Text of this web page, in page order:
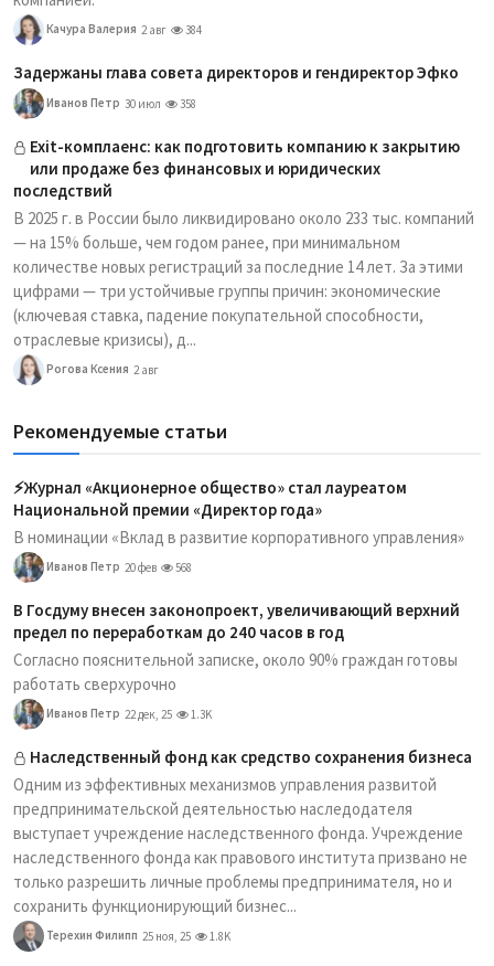
Качура Валерия 2 авг 384
Задержаны глава совета директоров и гендиректор Эфко
Иванов Петр 30 июл 358
Exit-комплаенс: как подготовить компанию к закрытию
или продаже без финансовых и юридических
последствий
В 2025 г. в России было ликвидировано около 233 тыс. компаний
— на 15% больше, чем годом ранее, при минимальном
количестве новых регистраций за последние 14 лет. За этими
цифрами — три устойчивые группы причин: экономические
(ключевая ставка, падение покупательной способности,
отраслевые кризисы), д...
Рогова Ксения 2 авг
Рекомендуемые статьи
⚡️Журнал «Акционерное общество» стал лауреатом
Национальной премии «Директор года»
В номинации «Вклад в развитие корпоративного управления»
Иванов Петр 20 фев 568
В Госдуму внесен законопроект, увеличивающий верхний
предел по переработкам до 240 часов в год
Согласно пояснительной записке, около 90% граждан готовы
работать сверхурочно
Иванов Петр 22 дек, 25 1.3K
Наследственный фонд как средство сохранения бизнеса
Одним из эффективных механизмов управления развитой
предпринимательской деятельностью наследодателя
выступает учреждение наследственного фонда. Учреждение
наследственного фонда как правового института призвано не
только разрешить личные проблемы предпринимателя, но и
сохранить функционирующий бизнес...
Терехин Филипп 25 ноя, 25 1.8K